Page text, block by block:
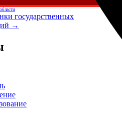
государственных
→